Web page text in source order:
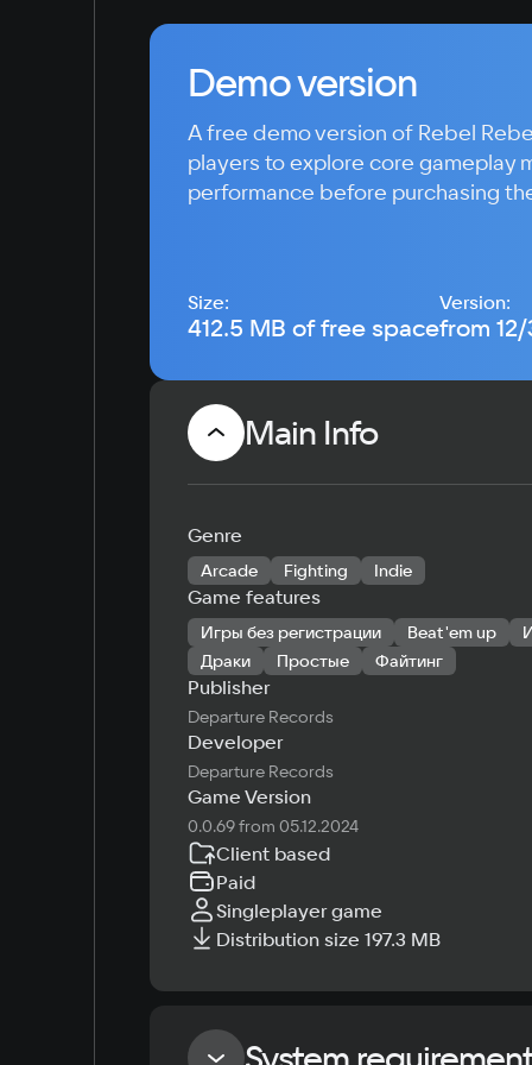
Demo version
A free demo version of Rebel
players to explore core gameplay
performance before purchasing
Size:
412.5 MB of free space
Version:
from
Main Info
Genre
Arcade Fighting Indie
Game features
Игры без регистрации Beat'em up
Драки
Простые Файтинг
Publisher
Departure Records
Developer
Departure Records
Game Version
0.0.69 from 05.12.2024
Client based
Paid
Singleplayer game
Distribution size 197.3 MB